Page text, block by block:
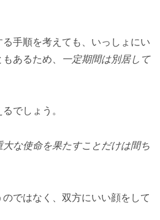
手順を考えても、いっしょにい
あるため、
一定期間は別居して
でしょう。
大な使命を果たすことだけは間ち
ではなく、双方にいい顔をして